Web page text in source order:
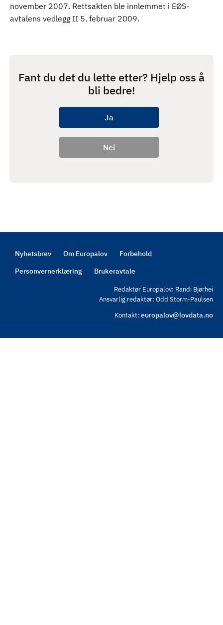
november 2007. Rettsakten ble innlemmet i EØS-
avtalens vedlegg II 5. februar 2009.
Fant du det du lette etter? Hjelp oss å
bli bedre!
Footer
Nyhetsbrev Om Europalov
Forbehold
Personvernerklæring
Brukeravtale
Redaktør Europalov: Randi Bjørhei
Ansvarlig redaktør: Odd Storm-Paulsen
Kontakt: europalov@lovdata.no